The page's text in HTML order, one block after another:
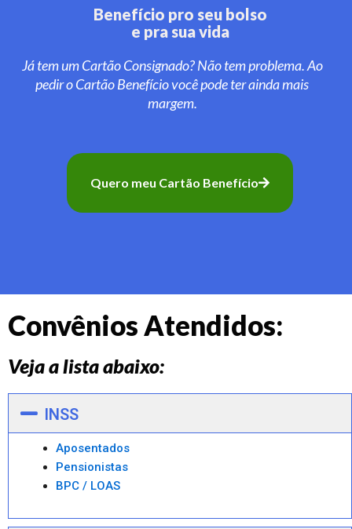
Benefício pro seu bolso
e pra sua vida
Já tem um Cartão Consignado? Não tem problema. Ao
pedir o Cartão Benefício você pode ter ainda mais
margem.
Quero meu Cartão Benefício
Convênios Atendidos:
Veja a lista abaixo:
INSS
Aposentados
Pensionistas
BPC / LOAS